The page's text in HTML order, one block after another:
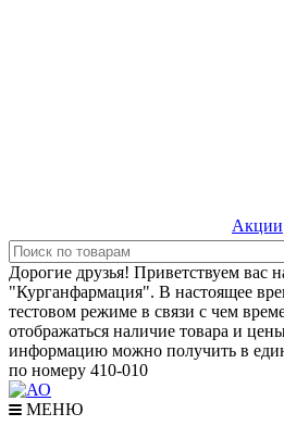
Акции
Дорогие друзья! Приветствуем вас
"Курганфармация". В настоящее
тестовом режиме в связи с чем
отображаться наличие товара и
информацию можно получить в
по номеру 410-010
МЕНЮ